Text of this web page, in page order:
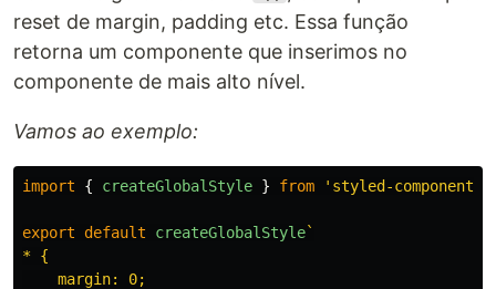
reset de margin, padding etc. Essa função
retorna um componente que inserimos no
componente de mais alto nível.
Vamos ao exemplo:
import { createGlobalStyle } from ' styled-components
export default createGlobalStyle`
* {
    margin: 0;